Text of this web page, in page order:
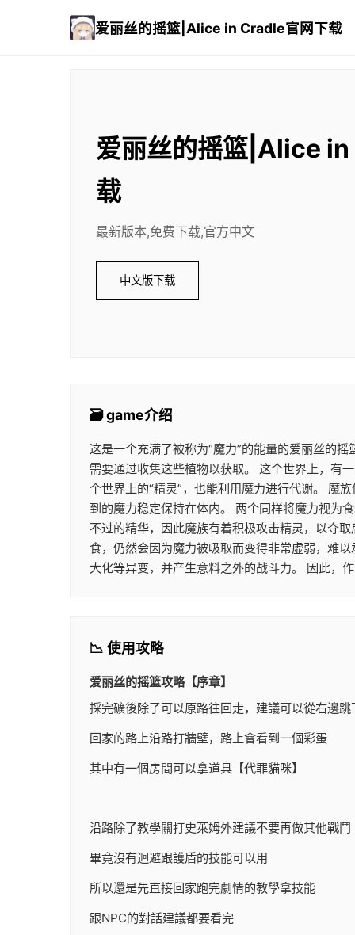
爱丽丝的摇篮|Alice in Cradle官网下载
爱丽丝的摇篮|Alice
载
最新版本,免费下载,官方中文
中文版下载
🗃️ game介绍
这是一个充满了被称为“魔力”的能量的爱丽丝的
需要通过收集这些植物以获取。 这个世界上，有
个世界上的“精灵”，也能利用魔力进行代谢。 魔
到的魔力稳定保持在体内。 两个同样将魔力视为
不过的精华，因此魔族有着积极攻击精灵，以夺
食，仍然会因为魔力被吸取而变得非常虚弱，难
大化等异变，并产生意料之外的战斗力。 因此，
📉 使用攻略
爱丽丝的摇篮攻略【序章】
採完礦後除了可以原路往回走，建議可以從右邊跳
回家的路上沿路打牆壁，路上會看到一個彩蛋
其中有一個房間可以拿道具【代罪貓咪】
沿路除了教學關打史萊姆外建議不要再做其他戰鬥
畢竟沒有迴避跟護盾的技能可以用
所以還是先直接回家跑完劇情的教學拿技能
跟NPC的對話建議都要看完